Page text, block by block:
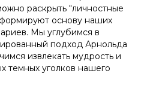
раскрыть "личностные
основу наших
Мы углубимся в
подход Арнольда
извлекать мудрость и
темных уголков нашего